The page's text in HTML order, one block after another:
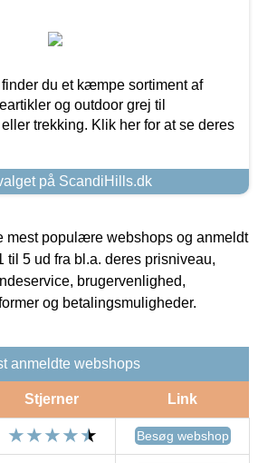
du et kæmpe sortiment af
og outdoor grej til
trekking. Klik her for at se deres
på ScandiHills.dk
mest populære webshops og anmeldt
til 5 ud fra bl.a. deres prisniveau,
brugervenlighed,
og betalingsmuligheder.
anmeldte webshops
Stjerner Link
Besøg webshop